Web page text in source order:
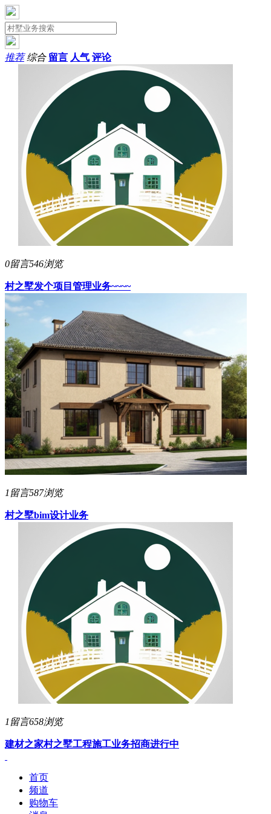
推荐 综合 留言 人气 评论
0留言546浏览
村之墅发个项目管理业务~~~~
1留言587浏览
村之墅bim设计业务
1留言658浏览
建材之家村之墅工程施工业务招商进行中
首页
频道
购物车